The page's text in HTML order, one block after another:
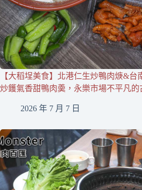
【大稻埕美食】北港仁生炒鴨肉焿&台
炒鑊氣香甜鴨肉羮，永樂市場不平凡的
2026 年 7 月 7 日